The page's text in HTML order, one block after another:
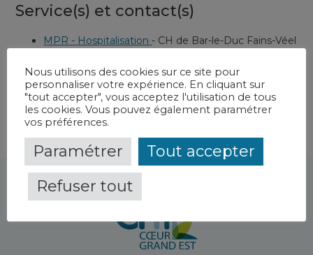
Service(s) et contact(s)
MPR - Hospitalisation - CH de Bar-le-Duc Fains-Véel
Nous utilisons des cookies sur ce site pour
personnaliser votre expérience. En cliquant sur
"tout accepter", vous acceptez l'utilisation de tous
les cookies. Vous pouvez également paramétrer
vos préférences.
Paramétrer
Tout accepter
Refuser tout